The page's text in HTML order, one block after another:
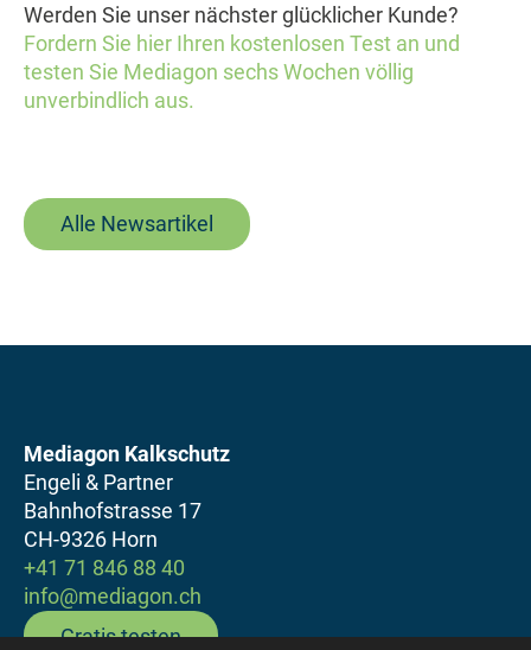
Werden Sie unser nächster glücklicher Kunde?
Fordern Sie hier Ihren kostenlosen Test an und
testen Sie Mediagon sechs Wochen völlig
unverbindlich aus.
Alle Newsartikel
Mediagon Kalkschutz
Engeli & Partner
Bahnhofstrasse 17
CH-9326 Horn
+41 71 846 88 40
info@mediagon.ch
Gratis testen